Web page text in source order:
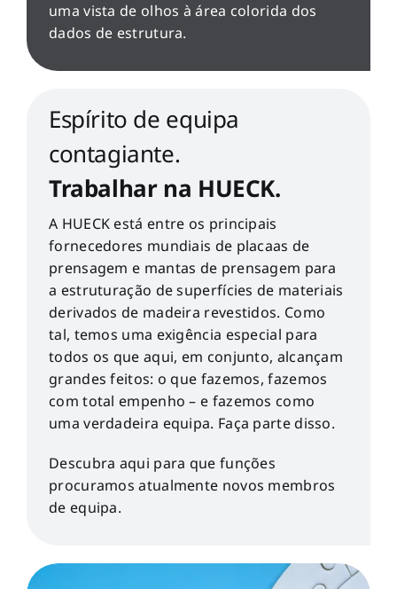
uma vista de olhos à área colorida dos
dados de estrutura.
Espírito de equipa
contagiante.
Trabalhar na HUECK.
A HUECK está entre os principais
fornecedores mundiais de placaas de
prensagem e mantas de prensagem para
a estruturação de superfícies de materiais
derivados de madeira revestidos. Como
tal, temos uma exigência especial para
todos os que aqui, em conjunto, alcançam
grandes feitos: o que fazemos, fazemos
com total empenho – e fazemos como
uma verdadeira equipa. Faça parte disso.
Descubra aqui para que funções
procuramos atualmente novos membros
de equipa.